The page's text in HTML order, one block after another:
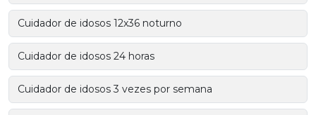
Cuidador de idosos 12x36 noturno
Cuidador de idosos 24 horas
Cuidador de idosos 3 vezes por semana